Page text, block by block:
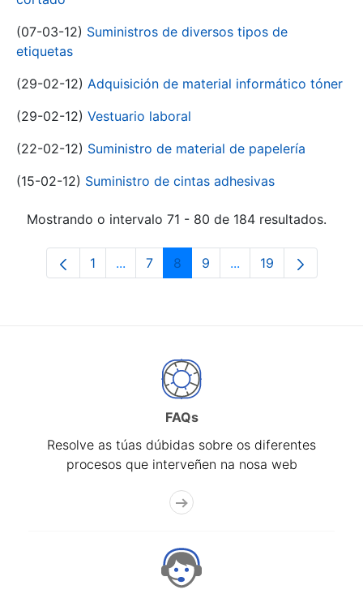
(07-03-12) Suministros de diversos tipos de
etiquetas
(29-02-12) Adquisición de material informático tóner
(29-02-12) Vestuario laboral
(22-02-12) Suministro de material de papelería
(15-02-12) Suministro de cintas adhesivas
Mostrando o intervalo 71 - 80 de 184 resultados.
Páxina
1 ...Páxinas intermedias Use pestaña para
Páxina
7 Páxina
8 Páxina
9 ...Páxinas intermedias
Páxina
19
FAQs
Resolve as túas dúbidas sobre os diferentes
procesos que interveñen na nosa web